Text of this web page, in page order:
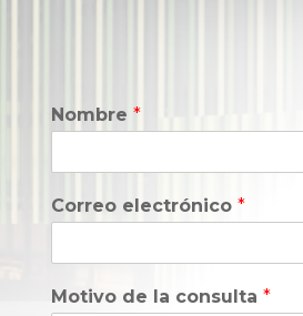
Nombre *
Correo electrónico *
Motivo de la consulta *